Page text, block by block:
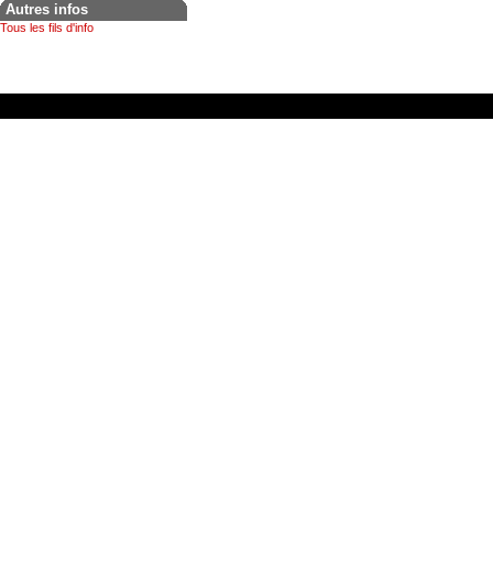
Autres infos
Tous les fils d'info